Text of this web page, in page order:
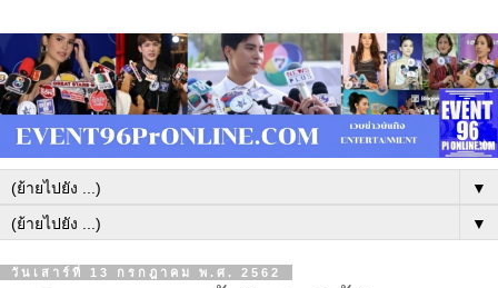
▼
▼
วันเสาร์ที่ 13 กรกฎาคม พ.ศ. 2562